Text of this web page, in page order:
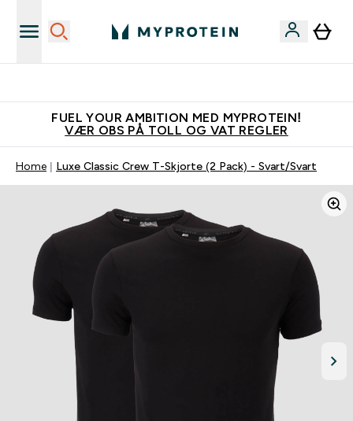
FUEL YOUR AMBITION MED MYPROTEIN!
VÆR OBS PÅ TOLL OG VAT REGLER
Home Luxe Classic Crew T-Skjorte (2 Pack) - Svart/Svart